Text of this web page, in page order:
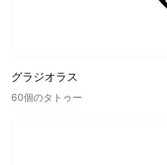
グラジオラス
60個のタトゥー